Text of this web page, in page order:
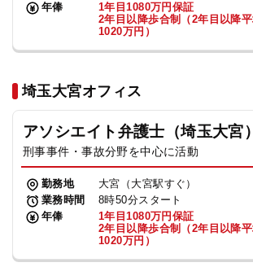
年俸
1年目1080万円保証
2年目以降歩合制（2年目以降
1020万円）
埼玉大宮オフィス
アソシエイト弁護士（埼玉大宮）
刑事事件・事故分野を中心に活動
勤務地
大宮（大宮駅すぐ）
業務時間
8時50分スタート
年俸
1年目1080万円保証
2年目以降歩合制（2年目以降
1020万円）